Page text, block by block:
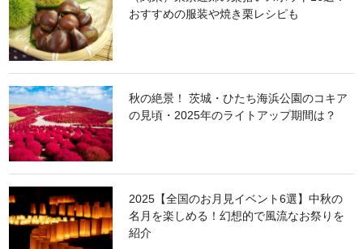
おすすめの服装や焼き栗レシピも
秋の絶景！ 茨城・ひたち海浜公園のコキア
の見頃・2025年のライトアップ期間は？
2025【全国のお月見イベント6選】中秋の
名月を楽しめる！幻想的で風流なお祭りを
紹介